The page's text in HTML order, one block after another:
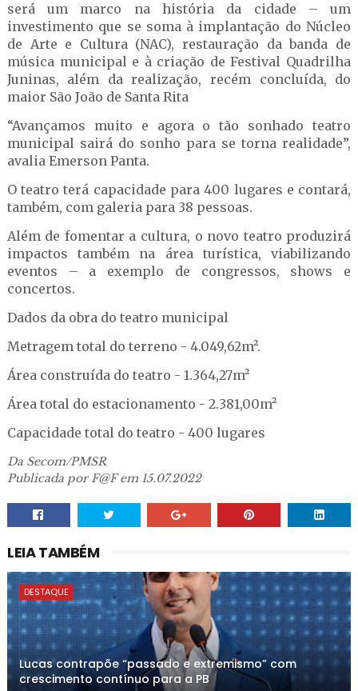
será um marco na história da cidade – um
investimento que se soma à implantação do Núcleo
de Arte e Cultura (NAC), restauração da banda de
música municipal e à criação de Festival Quadrilha
Juninas, além da realização, recém concluída, do
maior São João de Santa Rita
“Avançamos muito e agora o tão sonhado teatro
municipal sairá do sonho para se torna realidade”,
avalia Emerson Panta.
O teatro terá capacidade para 400 lugares e contará,
também, com galeria para 38 pessoas.
Além de fomentar a cultura, o novo teatro produzirá
impactos também na área turística, viabilizando
eventos – a exemplo de congressos, shows e
concertos.
Dados da obra do teatro municipal
Metragem total do terreno - 4.049,62m².
Área construída do teatro - 1.364,27m²
Área total do estacionamento - 2.381,00m²
Capacidade total do teatro - 400 lugares
Da Secom/PMSR
Publicada por F@F em 15.07.2022
LEIA TAMBÉM
DESTAQUE
Lucas contrapõe “passado e extremismo” com
crescimento contínuo para a PB